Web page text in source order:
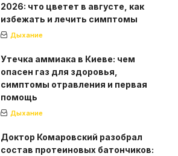
2026: что цветет в августе, как
избежать и лечить симптомы
Дыхание
Утечка аммиака в Киеве: чем
опасен газ для здоровья,
симптомы отравления и первая
помощь
Дыхание
Доктор Комаровский разобрал
состав протеиновых батончиков: